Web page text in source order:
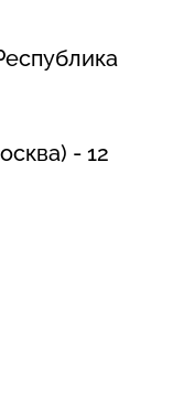
- 12